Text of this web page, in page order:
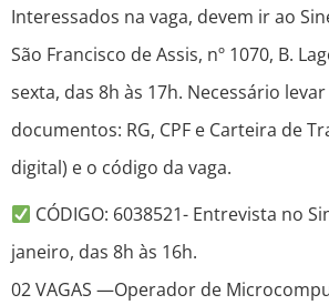
Interessados na vaga, devem ir ao
São Francisco de Assis, nº 1070, B.
sexta, das 8h às 17h. Necessário
documentos: RG, CPF e Carteira de
digital) e o código da vaga.
CÓDIGO: 6038521- Entrevista no
janeiro, das 8h às 16h.
02 VAGAS —Operador de